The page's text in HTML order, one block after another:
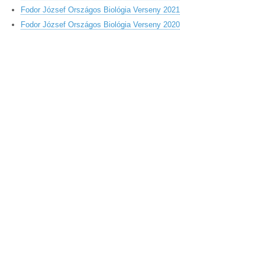
Fodor József Országos Biológia Verseny 2021
Fodor József Országos Biológia Verseny 2020